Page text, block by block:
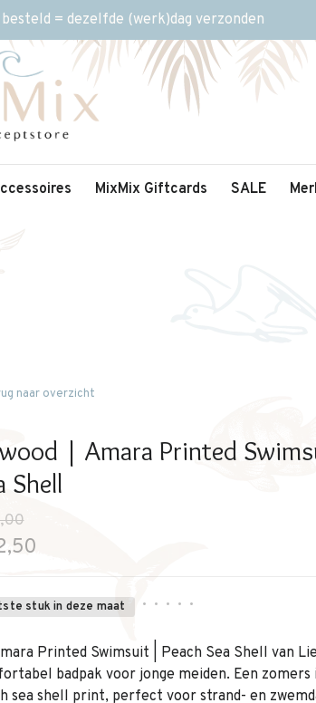
= dezelfde (werk)dag verzonden
MixMix Giftcards SALE
naar overzicht
| Amara Printed
Shell
stuk in deze maat • • • • •
Printed Swimsuit | Peach Sea Shell van
badpak voor jonge meiden. Een
sea shell print, perfect voor strand- en